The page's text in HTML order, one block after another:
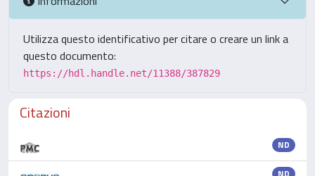
Utilizza questo identificativo per citare o creare un link a
questo documento:
https://hdl.handle.net/11388/387829
Citazioni
ND